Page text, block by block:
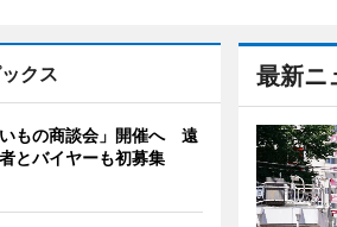
最新ニ
クス
いもの商談会」開催へ 遠
とバイヤーも初募集